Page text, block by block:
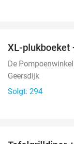
XL-plukboeket
De Pompoenwinkel
Geersdijk
Solgt: 294